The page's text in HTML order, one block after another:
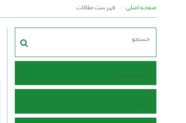
صفحه اصلی فهرست مقالات
صفحه اصلی
مرور